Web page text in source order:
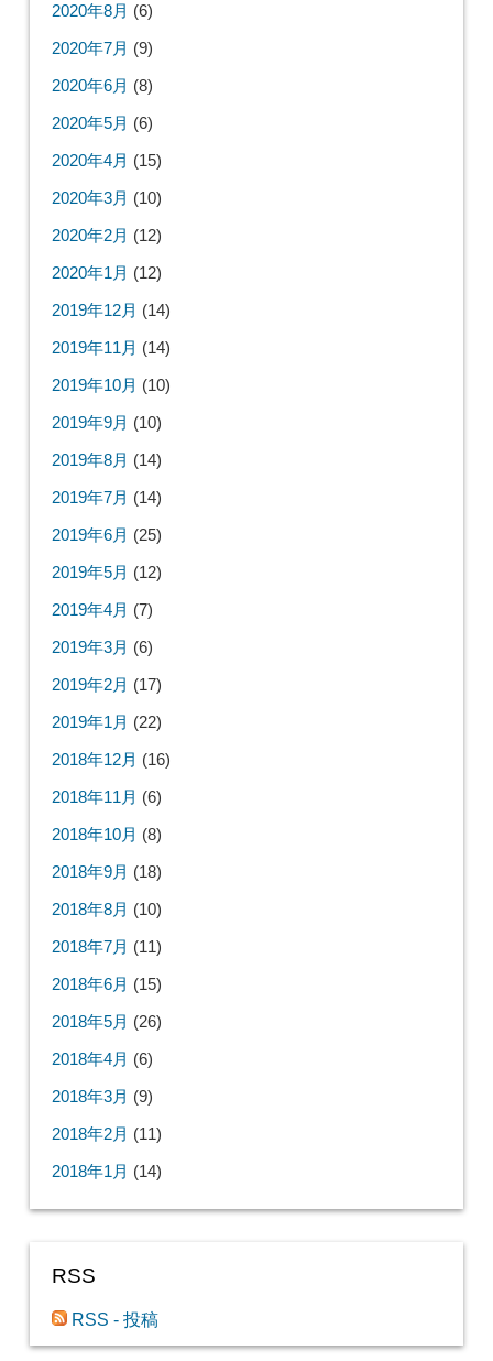
2020年8月 (6)
2020年7月 (9)
2020年6月 (8)
2020年5月 (6)
2020年4月 (15)
2020年3月 (10)
2020年2月 (12)
2020年1月 (12)
2019年12月 (14)
2019年11月 (14)
2019年10月 (10)
2019年9月 (10)
2019年8月 (14)
2019年7月 (14)
2019年6月 (25)
2019年5月 (12)
2019年4月 (7)
2019年3月 (6)
2019年2月 (17)
2019年1月 (22)
2018年12月 (16)
2018年11月 (6)
2018年10月 (8)
2018年9月 (18)
2018年8月 (10)
2018年7月 (11)
2018年6月 (15)
2018年5月 (26)
2018年4月 (6)
2018年3月 (9)
2018年2月 (11)
2018年1月 (14)
RSS
RSS - 投稿